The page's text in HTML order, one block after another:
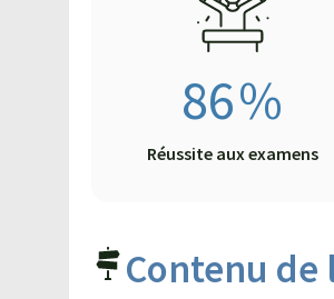
86%
Réussite aux examens
Contenu